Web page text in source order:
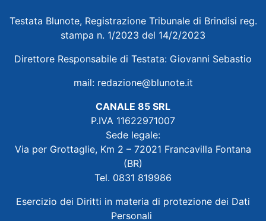
Testata Blunote, Registrazione Tribunale di Brindisi reg.
stampa n. 1/2023 del 14/2/2023
Direttore Responsabile di Testata: Giovanni Sebastio
mail: redazione@blunote.it
CANALE 85 SRL
P.IVA 11622971007
Sede legale:
Via per Grottaglie, Km 2 – 72021 Francavilla Fontana
(BR)
Tel. 0831 819986
Esercizio dei Diritti in materia di protezione dei Dati
Personali